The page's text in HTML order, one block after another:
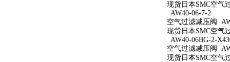
现货日本SMC空气
AW40-06-7-2
空气过滤减压阀
现货日本SMC空气
AW40-06BG-2-
空气过滤减压阀
现货日本SMC空气